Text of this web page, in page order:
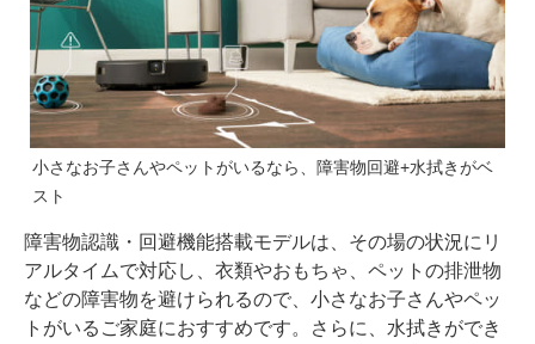
小さなお子さんやペットがいるなら、障害物回避+水拭きがベ
スト
障害物認識・回避機能搭載モデルは、その場の状況にリ
アルタイムで対応し、衣類やおもちゃ、ペットの排泄物
などの障害物を避けられるので、小さなお子さんやペッ
トがいるご家庭におすすめです。さらに、水拭きができ